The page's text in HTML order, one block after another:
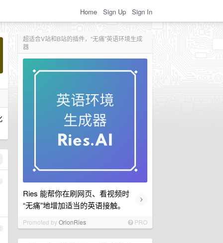
Home Sign Up Sign In
超适合V站和B站的插件，“无痛”英语环境生成
器
Ries 能帮你在刷网页、看视频时
“无痛”地增加适当的英语接触。
›
Promoted byOrionRies PRO